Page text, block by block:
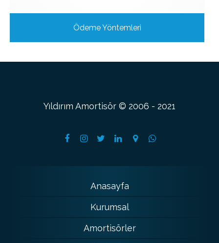
Ödeme Yöntemleri
Yıldırım Amortisör © 2006 - 2021
Anasayfa
Kurumsal
Amortisörler